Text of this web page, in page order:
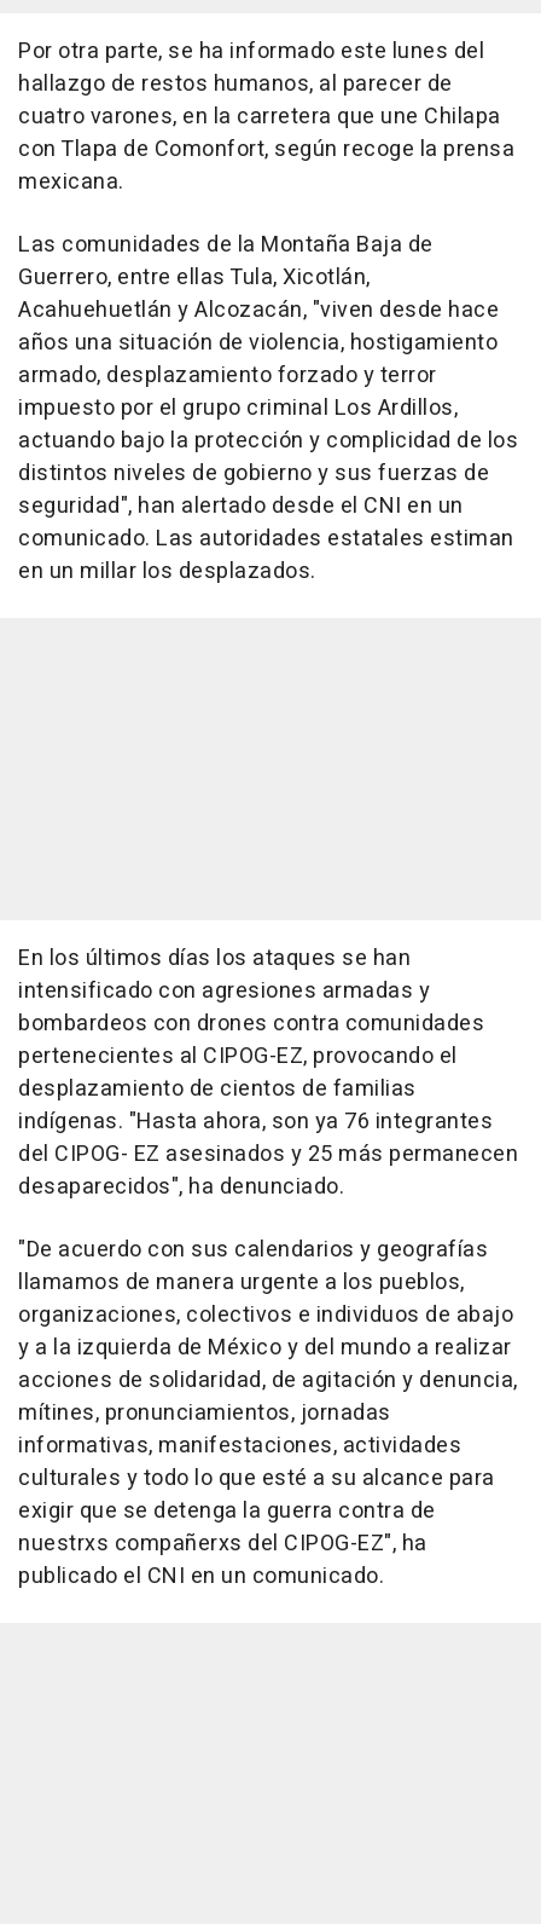
Por otra parte, se ha informado este lunes del
hallazgo de restos humanos, al parecer de
cuatro varones, en la carretera que une Chilapa
con Tlapa de Comonfort, según recoge la prensa
mexicana.
Las comunidades de la Montaña Baja de
Guerrero, entre ellas Tula, Xicotlán,
Acahuehuetlán y Alcozacán, "viven desde hace
años una situación de violencia, hostigamiento
armado, desplazamiento forzado y terror
impuesto por el grupo criminal Los Ardillos,
actuando bajo la protección y complicidad de los
distintos niveles de gobierno y sus fuerzas de
seguridad", han alertado desde el CNI en un
comunicado. Las autoridades estatales estiman
en un millar los desplazados.
En los últimos días los ataques se han
intensificado con agresiones armadas y
bombardeos con drones contra comunidades
pertenecientes al CIPOG-EZ, provocando el
desplazamiento de cientos de familias
indígenas. "Hasta ahora, son ya 76 integrantes
del CIPOG- EZ asesinados y 25 más permanecen
desaparecidos", ha denunciado.
"De acuerdo con sus calendarios y geografías
llamamos de manera urgente a los pueblos,
organizaciones, colectivos e individuos de abajo
y a la izquierda de México y del mundo a realizar
acciones de solidaridad, de agitación y denuncia,
mítines, pronunciamientos, jornadas
informativas, manifestaciones, actividades
culturales y todo lo que esté a su alcance para
exigir que se detenga la guerra contra de
nuestrxs compañerxs del CIPOG-EZ", ha
publicado el CNI en un comunicado.